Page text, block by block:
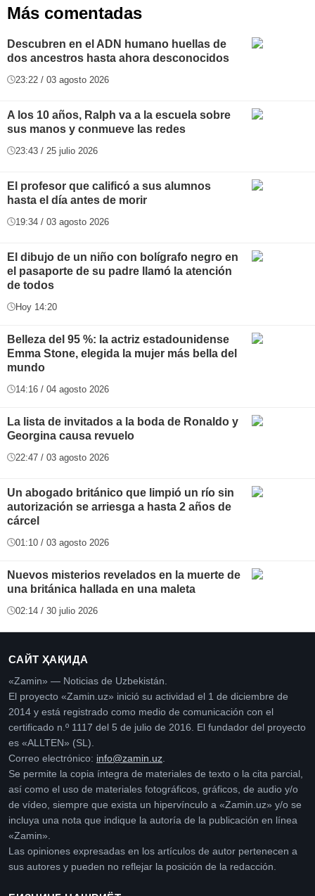
Más comentadas
Descubren en el ADN humano huellas de
dos ancestros hasta ahora desconocidos
23:22 / 03 agosto 2026
A los 10 años, Ralph va a la escuela sobre
sus manos y conmueve las redes
23:43 / 25 julio 2026
El profesor que calificó a sus alumnos
hasta el día antes de morir
19:34 / 03 agosto 2026
El dibujo de un niño con bolígrafo negro en
el pasaporte de su padre llamó la atención
de todos
Hoy 14:20
Belleza del 95 %: la actriz estadounidense
Emma Stone, elegida la mujer más bella del
mundo
14:16 / 04 agosto 2026
La lista de invitados a la boda de Ronaldo y
Georgina causa revuelo
22:47 / 03 agosto 2026
Un abogado británico que limpió un río sin
autorización se arriesga a hasta 2 años de
cárcel
01:10 / 03 agosto 2026
Nuevos misterios revelados en la muerte de
una británica hallada en una maleta
02:14 / 30 julio 2026
САЙТ ҲАҚИДА
«Zamin» — Noticias de Uzbekistán.
El proyecto «Zamin.uz» inició su actividad el 1 de diciembre de
2014 y está registrado como medio de comunicación con el
certificado n.º 1117 del 5 de julio de 2016. El fundador del proyecto
es «ALLTEN» (SL).
Correo electrónico: info@zamin.uz
Se permite la copia íntegra de materiales de texto o la cita parcial,
así como el uso de materiales fotográficos, gráficos, de audio y/o
de vídeo, siempre que exista un hipervínculo a «Zamin.uz» y/o se
incluya una nota que indique la autoría de la publicación en línea
«Zamin».
Las opiniones expresadas en los artículos de autor pertenecen a
sus autores y pueden no reflejar la posición de la redacción.